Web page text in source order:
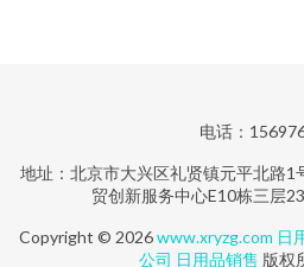
电话：
地址：北京市大兴区礼贤镇元平北路1
贸创新服务中心E10栋三层
Copyright © 2026www.xryzg.com 日
公司 日用品销售 版权